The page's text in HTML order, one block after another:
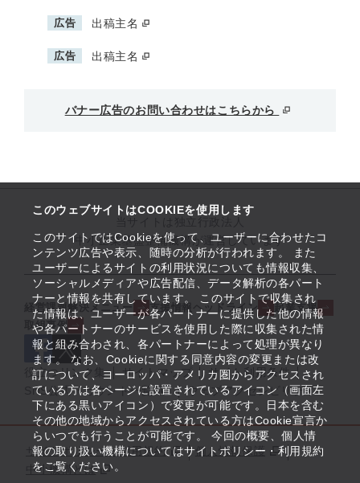
このウェブサイトはCOOKIEを使用します
このサイトではCookieを使って、ユーザーに合わせたコ
ンテンツ広告や表示、随時の分析が行われます。 また
ユーザーによるサイトの利用状況についても情報収集、
ソーシャルメディアや広告配信、データ解析の各パート
ナーと情報を共有しています。 このサイトで収集され
た情報は、ユーザーが各パートナーに提供した他の情報
や各パートナーのサービスを使用した際に収集された情
報と組み合わされ、各パートナーによって処理が異なり
ます。 なお、Cookieに関する同意内容の変更または改
訂について、ヨーロッパ・アメリカ圏からアクセスされ
ている方は各ページに設置されているアイコン（画面左
下にある黒いアイコン）で変更が可能です。日本を含む
その他の地域からアクセスされている方はCookie宣言か
らいつでも行うことが可能です。 今回の概要、個人情
報の取り扱い機構についてはサイトポリシー・利用規約
をご覧ください。
広告 出稿主名
広告 出稿主名
バナー広告のお問い合わせはこちらから
中小企業基盤整備機構が運営しています
経営課題解決メニュー 支援情報ヘッドライン
起業支援
取組事例
役立つリンク集 サイトマップ
サイト利用条件
SNS公式アカウント一覧
ウェブアクセシビリティ
サイトポリシー・利用規約
個人情報保護
中小機構とは